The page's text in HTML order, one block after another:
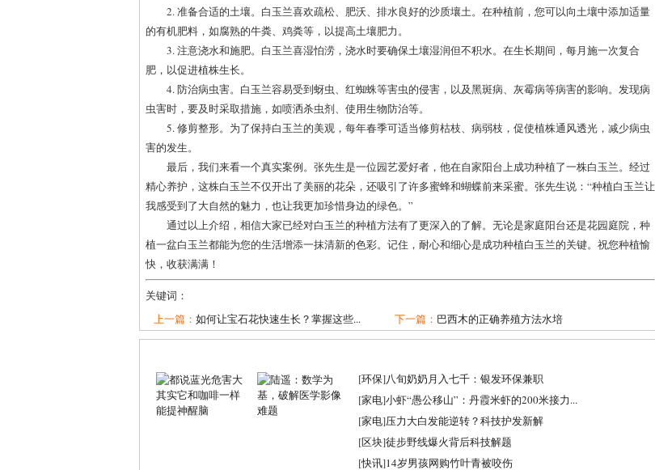
2. 准备合适的土壤。白玉兰喜欢疏松、肥沃、排水良好的沙质壤土。在种植前，您可以向土壤中添加适量
的有机肥料，如腐熟的牛粪、鸡粪等，以提高土壤肥力。
3. 注意浇水和施肥。白玉兰喜湿怕涝，浇水时要确保土壤湿润但不积水。在生长期间，每月施一次复合
肥，以促进植株生长。
4. 防治病虫害。白玉兰容易受到蚜虫、红蜘蛛等害虫的侵害，以及黑斑病、灰霉病等病害的影响。发现病
虫害时，要及时采取措施，如喷洒杀虫剂、使用生物防治等。
5. 修剪整形。为了保持白玉兰的美观，每年春季可适当修剪枯枝、病弱枝，促使植株通风透光，减少病虫
害的发生。
最后，我们来看一个真实案例。张先生是一位园艺爱好者，他在自家阳台上成功种植了一株白玉兰。经过
精心养护，这株白玉兰不仅开出了美丽的花朵，还吸引了许多蜜蜂和蝴蝶前来采蜜。张先生说：“种植白玉兰让
我感受到了大自然的魅力，也让我更加珍惜身边的绿色。”
通过以上介绍，相信大家已经对白玉兰的种植方法有了更深入的了解。无论是家庭阳台还是花园庭院，种
植一盆白玉兰都能为您的生活增添一抹清新的色彩。记住，耐心和细心是成功种植白玉兰的关键。祝您种植愉
快，收获满满！
关键词：
上一篇： 如何让宝石花快速生长？掌握这些... 下一篇： 巴西木的正确养殖方法水培
[环保]八旬奶奶月入七千：银发环保兼职
[家电]小虾“愚公移山”：丹霞米虾的200米接力...
[家电]压力大白发能逆转？科技护发新解
[区块]徒步野线爆火背后科技解题
[快讯]14岁男孩网购竹叶青被咬伤